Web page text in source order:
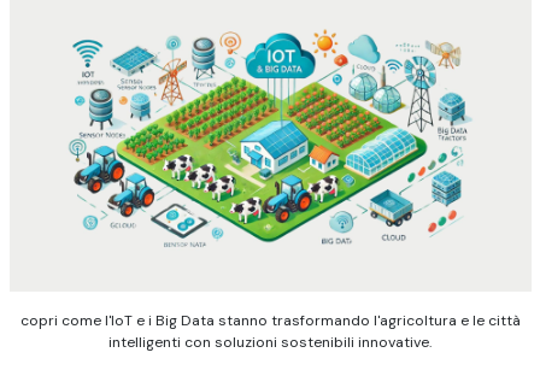
copri come l'IoT e i Big Data stanno trasformando l'agricoltura e le città
intelligenti con soluzioni sostenibili innovative.